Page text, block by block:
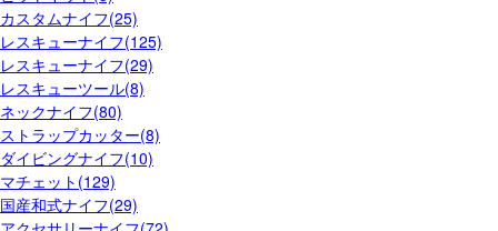
カスタムナイフ(25)
レスキューナイフ(125)
レスキューナイフ(29)
レスキューツール(8)
ネックナイフ(80)
ストラップカッター(8)
ダイビングナイフ(10)
マチェット(129)
国産和式ナイフ(29)